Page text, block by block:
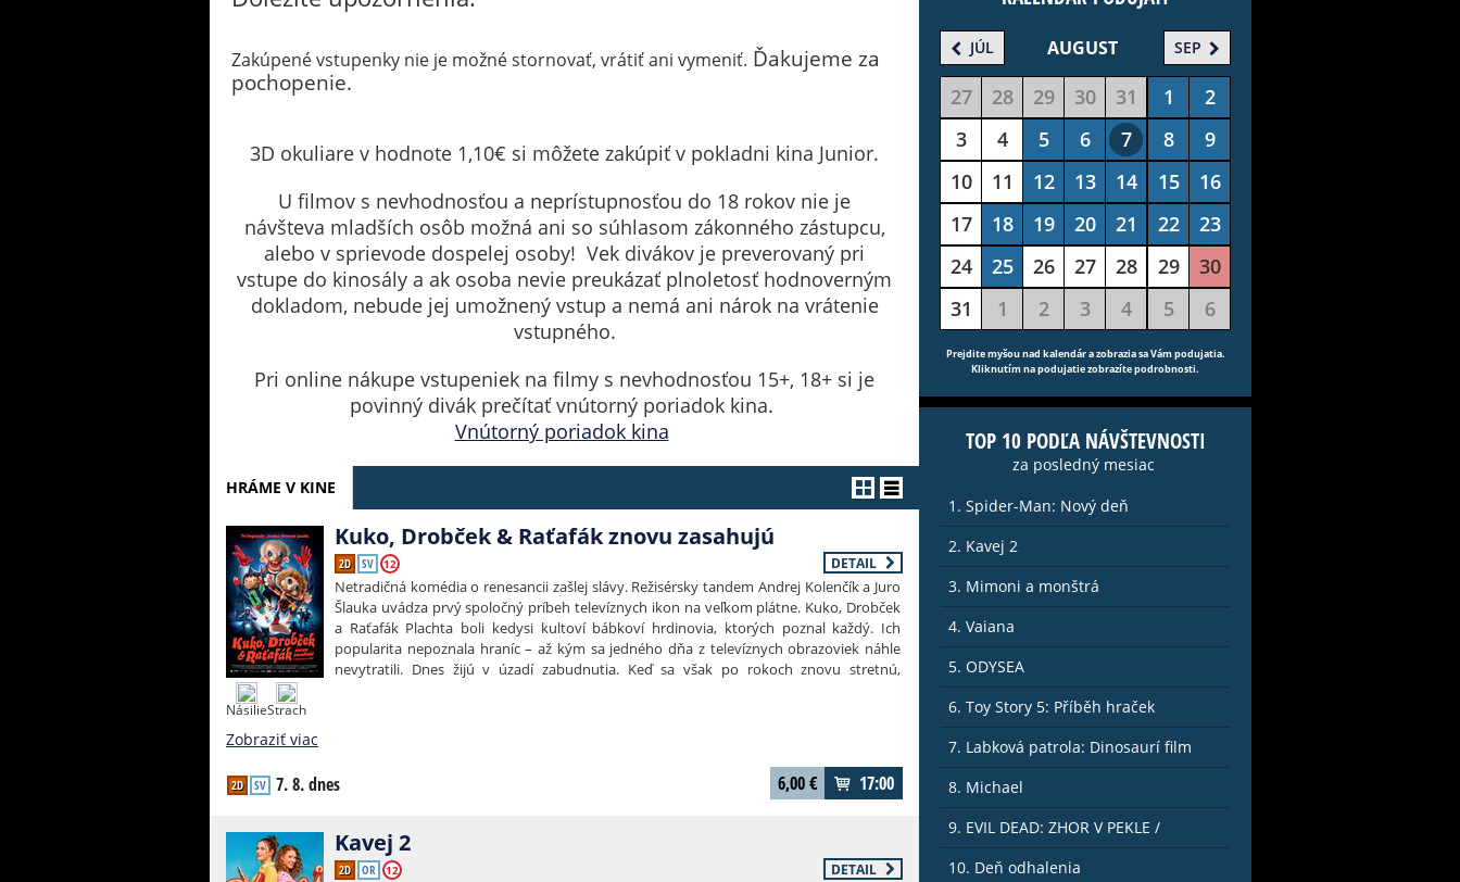
Zakúpené vstupenky nie je možné stornovať, vrátiť ani vymeniť. Ďakujeme za
pochopenie.
3D okuliare v hodnote 1,10€ si môžete zakúpiť v pokladni kina Junior.
U filmov s nevhodnosťou a neprístupnosťou do 18 rokov nie je
návšteva mladších osôb možná ani so súhlasom zákonného zástupcu,
alebo v sprievode dospelej osoby! Vek divákov je preverovaný pri
vstupe do kinosály a ak osoba nevie preukázať plnoletosť hodnoverným
dokladom, nebude jej umožnený vstup a nemá ani nárok na vrátenie
vstupného.
Pri online nákupe vstupeniek na filmy s nevhodnosťou 15+, 18+ si je
povinný divák prečítať vnútorný poriadok kina.
Vnútorný poriadok kina
HRÁME V KINE
Kuko, Drobček & Raťafák znovu zasahujú
2D SV 12 DETAIL
Netradičná komédia o renesancii zašlej slávy. Režisérsky tandem Andrej Kolenčík a Juro
Šlauka uvádza prvý spoločný príbeh televíznych ikon na veľkom plátne. Kuko, Drobček
a Raťafák Plachta boli kedysi kultoví bábkoví hrdinovia, ktorých poznal každý. Ich
popularita nepoznala hraníc – až kým sa jedného dňa z televíznych obrazoviek náhle
nevytratili. Dnes žijú v úzadí zabudnutia. Keď sa však po rokoch znovu stretnú,
NásilieStrach
Zobraziť viac
2D SV 7. 8. dnes 6,00€ 17:00
Kavej 2
2D OR 12 DETAIL
JÚL AUGUST SEP
27 28 29 30 31 1
2
3
4 5 6 7 8
9
10
11 12 13 14 15
16
17
18 19 20 21 22
23
24
25 26 27 28 29
30
31
1 2 3 4 5 6
Prejdite myšou nad kalendár a zobrazia sa Vám podujatia.
Kliknutím na podujatie zobrazíte podrobnosti.
TOP 10 PODĽA NÁVŠTEVNOSTI
za posledný mesiac
1. Spider-Man: Nový deň
2. Kavej 2
3. Mimoni a monštrá
4. Vaiana
5. ODYSEA
6. Toy Story 5: Příběh hraček
7. Labková patrola: Dinosaurí film
8. Michael
9. EVIL DEAD: ZHOR V PEKLE /
NEPRÍSTUPNÝ DO 18 ROKOV /
10. Deň odhalenia